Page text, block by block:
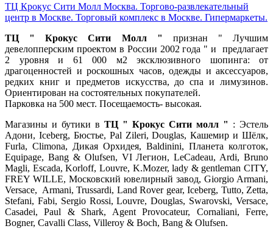
ТЦ Крокус Сити Молл Москва. Торгово-развлекательный
центр в Москве. Торговый комплекс в Москве. Гипермаркеты.
ТЦ " Крокус Сити Молл " признан " Лучшим
девелопперским проектом в России 2002 года " и предлагает
2 уровня и 61 000 м2 эксклюзивного шопинга: от
драгоценностей и роскошных часов, одежды и аксессуаров,
редких книг и предметов искусства, до спа и лимузинов.
Ориентирован на состоятельных покупателей.
Парковка на 500 мест. Посещаемость- высокая.
Магазины и бутики в ТЦ " Крокус Сити молл " : Эстель
Адони, Iceberg, Бюстье, Pal Zileri, Douglas, Кашемир и Шёлк,
Furla, Climona, Дикая Орхидея, Baldinini, Планета колготок,
Equipage, Bang & Olufsen, VI Легион, LeCadeau, Ardi, Bruno
Magli, Escada, Korloff, Louvre, K.Моzer, lady & gentleman CITY,
FREY WILLE, Московский ювелирный завод, Giorgio Armani,
Versace, Armani, Trussardi, Land Rover gear, Iceberg, Tutto, Zetta,
Stefani, Fabi, Sergio Rossi, Louvre, Douglas, Swarovski, Versace,
Casadei, Paul & Shark, Agent Provocateur, Cornaliani, Ferre,
Bogner, Cavalli Class, Villeroy & Boch, Bang & Olufsen.